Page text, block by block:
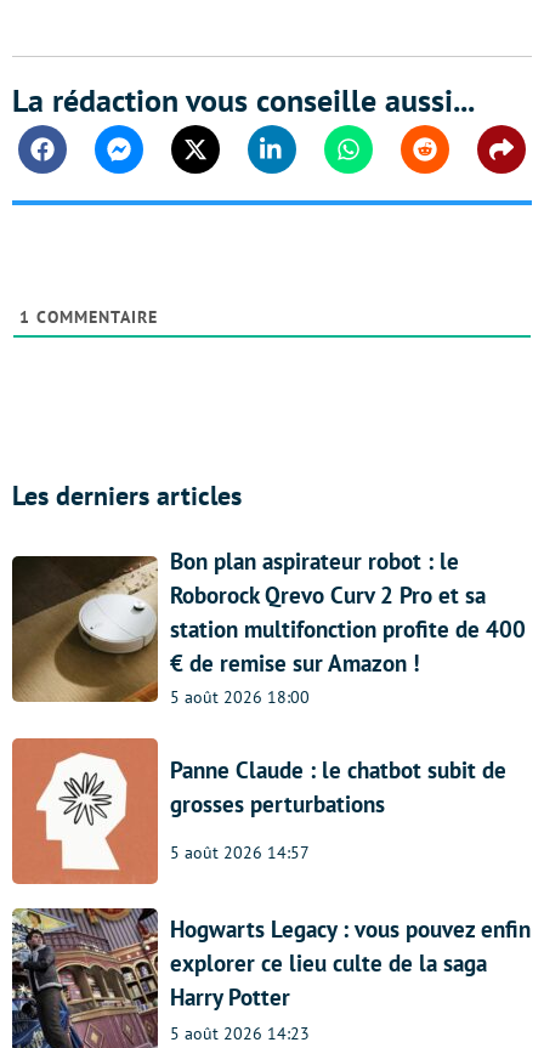
La rédaction vous conseille aussi...
FacebookMessengerTwitter Linkedin WhatsappReddit
1 COMMENTAIRE
Les derniers articles
Bon plan aspirateur robot : le
Roborock Qrevo Curv 2 Pro et sa
station multifonction profite de 400
€ de remise sur Amazon !
5 août 2026 18:00
Panne Claude : le chatbot subit de
grosses perturbations
5 août 2026 14:57
Hogwarts Legacy : vous pouvez enfin
explorer ce lieu culte de la saga
Harry Potter
5 août 2026 14:23